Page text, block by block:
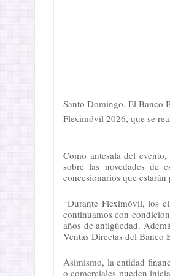
Santo Domingo. El Banco
Fleximóvil 2026, que se
Como antesala del
sobre las novedades de
concesionarios que
“Durante Fleximóvil, los
continuamos con
años de antigüedad.
Ventas Directas del Banco
Asimismo, la entidad
o comerciales pueden